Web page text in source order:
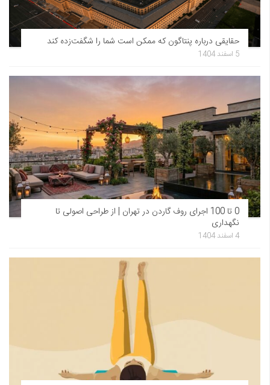
حقایقی درباره پنتاگون که ممکن است شما را شگفت‌زده کند
5 اسفند 1404
0 تا 100 اجرای روف گاردن در تهران | از طراحی اصولی تا
نگهداری
4 اسفند 1404